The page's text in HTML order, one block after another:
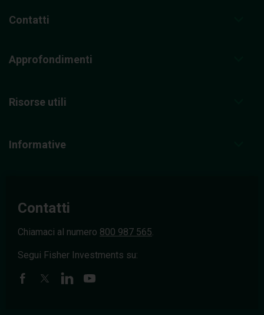
Contatti
Approfondimenti
Risorse utili
Informative
Contatti
Chiamaci al numero 800 987 565
Segui Fisher Investments su: